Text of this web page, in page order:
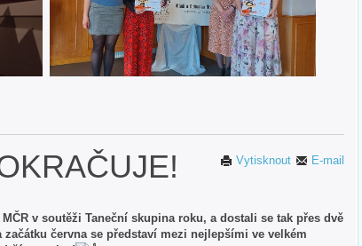
E-mail
Vytisknout
v soutěži Taneční skupina roku, a dostali se tak přes dvě
začátku června se představí mezi nejlepšími ve velkém